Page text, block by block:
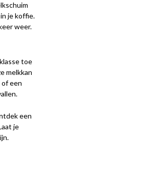
je koffie.
weer.
toe
melkkan
een
een
je